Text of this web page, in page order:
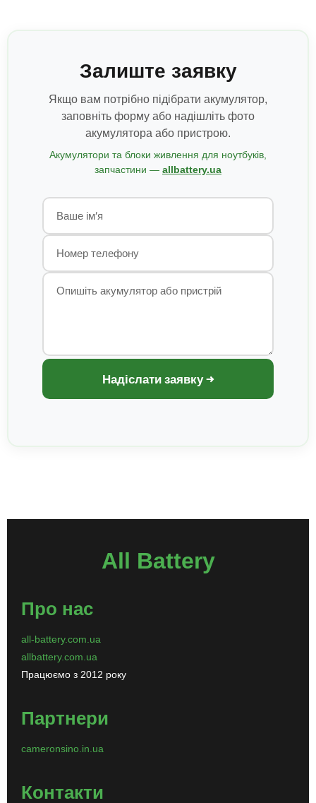
Залиште заявку
Якщо вам потрібно підібрати акумулятор,
заповніть форму або надішліть фото
акумулятора або пристрою.
Акумулятори та блоки живлення для ноутбуків,
запчастини — allbattery.ua
Надіслати заявку →
All Battery
Про нас
all-battery.com.ua
allbattery.com.ua
Працюємо з 2012 року
Партнери
cameronsino.in.ua
Контакти